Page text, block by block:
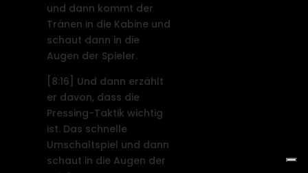
und dann kommt der
Tränen in die Kabine und
schaut dann in die
Augen der Spieler.
[8:16]
Und dann erzählt
er davon, dass die
Pressing-Taktik wichtig
ist. Das schnelle
Umschaltspiel und dann
schaut in die Augen der